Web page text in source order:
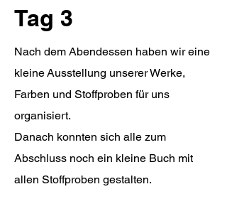
Tag 3
Nach dem Abendessen haben wir eine
kleineAusstellung unsererWerke,
Farben und Stoffproben für uns
organisiert.
Danach konnten sich alle zum
Abschluss noch ein kleine Buch mit
allen Stoffproben gestalten.